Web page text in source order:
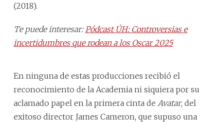
(2018).
Te puede interesar: Pódcast ÚH: Controversias e
incertidumbres que rodean a los Oscar 2025
En ninguna de estas producciones recibió el
reconocimiento de la Academia ni siquiera por su
aclamado papel en la primera cinta de Avatar, del
exitoso director James Cameron, que supuso una